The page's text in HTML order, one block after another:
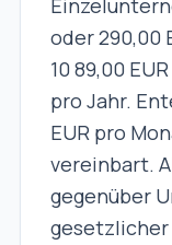
oder 290,00
10 89,00
pro Jahr.
EUR pro
vereinbart.
gegenüber
gesetzlicher